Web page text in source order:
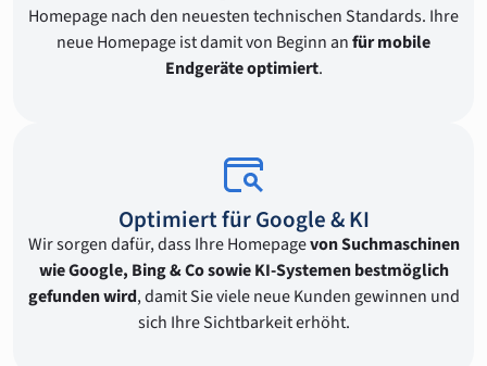
Homepage nach den neuesten technischen Standards. Ihre
neue Homepage ist damit von Beginn anfür mobile
Endgeräte optimiert.
Optimiert für Google & KI
Wir sorgen dafür, dass Ihre Homepagevon Suchmaschinen
wie Google, Bing & Co sowie KI-Systemen bestmöglich
gefunden wird, damit Sie viele neue Kunden gewinnen und
sich Ihre Sichtbarkeit erhöht.